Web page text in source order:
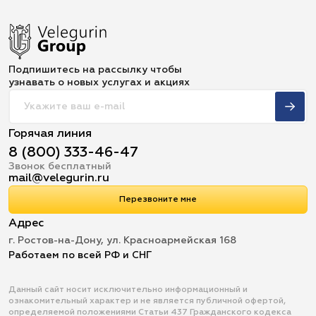
Подпишитесь на рассылку чтобы
узнавать о новых услугах и акциях
Горячая линия
8 (800) 333-46-47
Звонок бесплатный
mail@velegurin.ru
Перезвоните мне
Адрес
г. Ростов-на-Дону, ул. Красноармейская 168
Работаем по всей РФ и СНГ
Данный сайт носит исключительно информационный и
ознакомительный характер и не является публичной офертой,
определяемой положениями Статьи 437 Гражданского кодекса